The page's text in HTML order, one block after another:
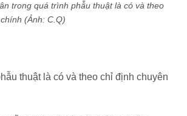
trong quá trình phẫu thuật là có và theo
(Ảnh: C.Q)
thuật là có và theo chỉ định chuyên